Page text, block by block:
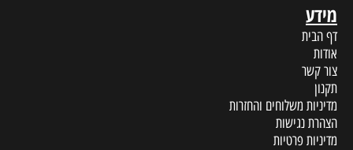
מידע
דף הבית
אודות
צור קשר
תקנון
מדיניות משלוחים והחזרות
הצהרת נגישות
מדיניות פרטיות